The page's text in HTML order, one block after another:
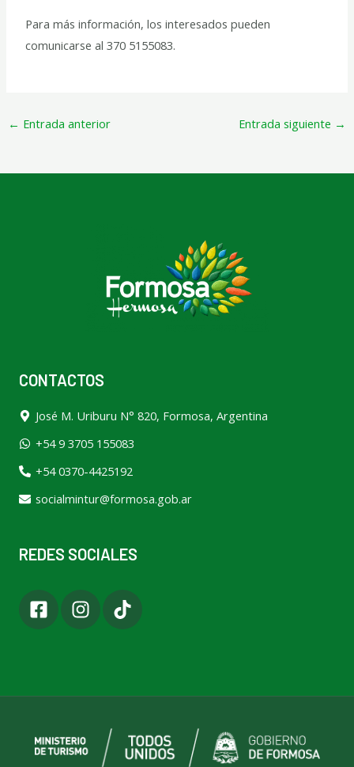
Para más información, los interesados pueden
comunicarse al 370 5155083.
← Entrada anterior Entrada siguiente →
CONTACTOS
José M. Uriburu N° 820, Formosa, Argentina
+54 9 3705 155083
+54 0370-4425192
socialmintur@formosa.gob.ar
REDES SOCIALES